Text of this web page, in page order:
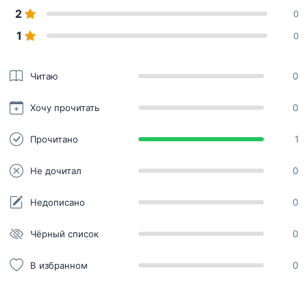
2 0
1 0
Читаю 0
Хочу прочитать 0
Прочитано 1
Не дочитал 0
Недописано 0
Чёрный список 0
В избранном 0